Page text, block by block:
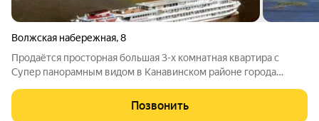
Волжская набережная,8
Продаётся просторная большая 3-х комнатная квартира с
Супер панорамным видом в Канавинском районе города
входят лоджия площадью 3.5 кв.м. и лоджия веранда 8 кв.м. с
витражными пластиковыми окнами в
Позвонить